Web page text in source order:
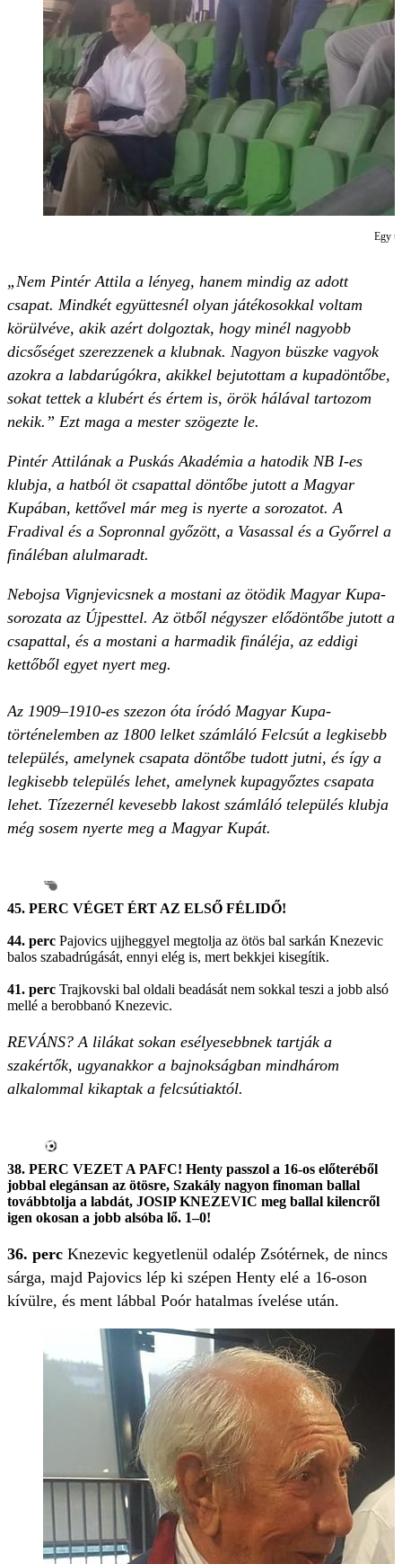
Egy
„Nem Pintér Attila a lényeg, hanem mindig az adott
csapat. Mindkét együttesnél olyan játékosokkal voltam
körülvéve, akik azért dolgoztak, hogy minél nagyobb
dicsőséget szerezzenek a klubnak. Nagyon büszke vagyok
azokra a labdarúgókra, akikkel bejutottam a kupadöntőbe,
sokat tettek a klubért és értem is, örök hálával tartozom
nekik.” Ezt maga a mester szögezte le.
Pintér Attilának a Puskás Akadémia a hatodik NB I-es
klubja, a hatból öt csapattal döntőbe jutott a Magyar
Kupában, kettővel már meg is nyerte a sorozatot. A
Fradival és a Sopronnal győzött, a Vasassal és a Győrrel a
fináléban alulmaradt.
Nebojsa Vignjevicsnek a mostani az ötödik Magyar Kupa-
sorozata az Újpesttel. Az ötből négyszer elődöntőbe jutott a
csapattal, és a mostani a harmadik fináléja, az eddigi
kettőből egyet nyert meg.
Az 1909–1910-es szezon óta íródó Magyar Kupa-
történelemben az 1800 lelket számláló Felcsút a legkisebb
település, amelynek csapata döntőbe tudott jutni, és így a
legkisebb település lehet, amelynek kupagyőztes csapata
lehet. Tízezernél kevesebb lakost számláló település klubja
még sosem nyerte meg a Magyar Kupát.
45. PERC VÉGET ÉRT AZ ELSŐ FÉLIDŐ!
44. perc Pajovics ujjheggyel megtolja az ötös bal sarkán Knezevic
balos szabadrúgását, ennyi elég is, mert bekkjei kisegítik.
41. perc Trajkovski bal oldali beadását nem sokkal teszi a jobb alsó
mellé a berobbanó Knezevic.
REVÁNS? A lilákat sokan esélyesebbnek tartják a
szakértők, ugyanakkor a bajnokságban mindhárom
alkalommal kikaptak a felcsútiaktól.
38. PERC VEZET A PAFC! Henty passzol a 16-os előteréből
jobbal elegánsan az ötösre, Szakály nagyon finoman ballal
továbbtolja a labdát, JOSIP KNEZEVIC meg ballal kilencről
igen okosan a jobb alsóba lő. 1–0!
36. perc Knezevic kegyetlenül odalép Zsótérnek, de nincs
sárga, majd Pajovics lép ki szépen Henty elé a 16-oson
kívülre, és ment lábbal Poór hatalmas ívelése után.